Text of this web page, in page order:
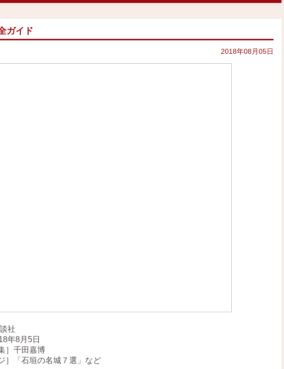
ガイド
2018年08月05日
社
年8月5日
］千田嘉博
］「石垣の名城７選」など